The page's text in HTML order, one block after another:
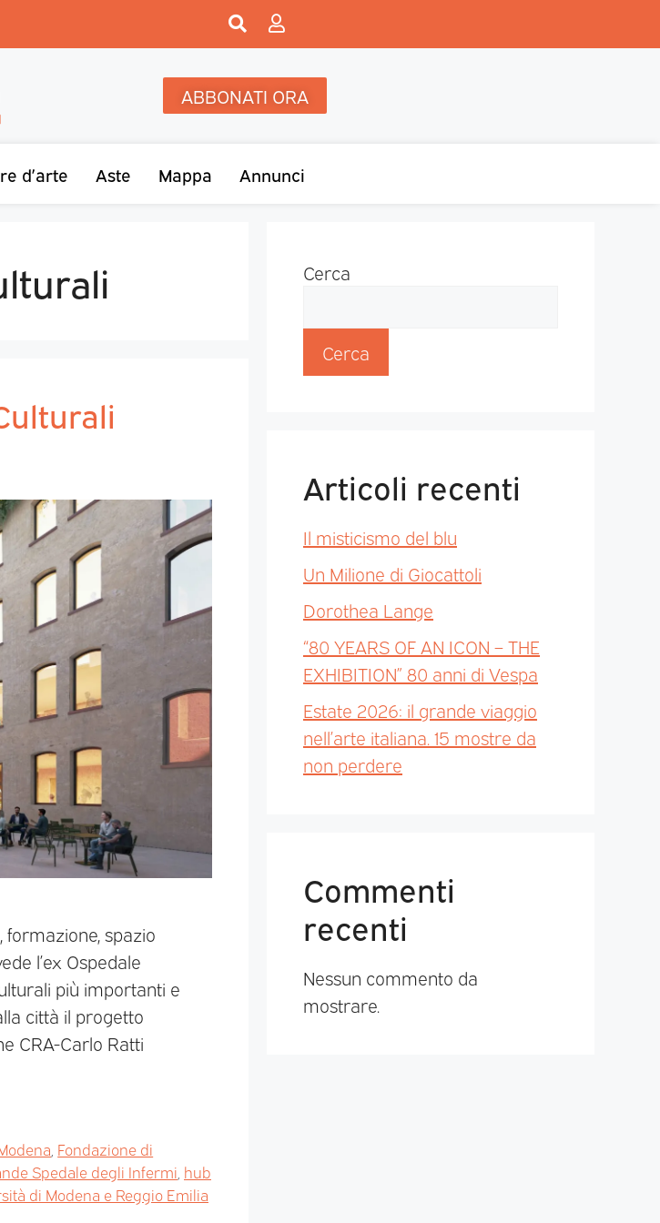
ABBONATI ORA
d’arte Aste Mappa Annunci
formazione, spazio
l’ex Ospedale
più importanti e
città il progetto
CRA-Carlo Ratti
Fondazione di
Spedale degli Infermi hub
di Modena e Reggio Emilia
Cerca
Cerca
Articoli recenti
Il misticismo del blu
Un Milione di Giocattoli
Dorothea Lange
“80 YEARS OF AN ICON – THE
EXHIBITION” 80 anni di Vespa
Estate 2026: il grande viaggio
nell’arte italiana. 15 mostre da
non perdere
Commenti
recenti
Nessun commento da
mostrare.